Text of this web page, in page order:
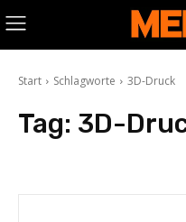
Start Schlagworte 3D-Druck
Tag: 3D-